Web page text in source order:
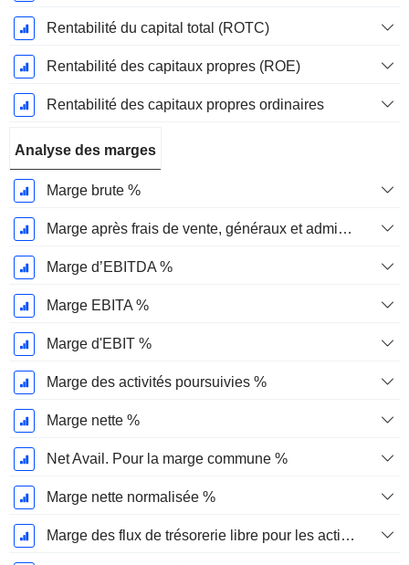
Rentabilité du capital total (ROTC)
Rentabilité des capitaux propres (ROE)
Rentabilité des capitaux propres ordinaires
Analyse des marges
Marge brute %
Marge après frais de vente, généraux et administratifs %
Marge d’EBITDA %
Marge EBITA %
Marge d'EBIT %
Marge des activités poursuivies %
Marge nette %
Net Avail. Pour la marge commune %
Marge nette normalisée %
Marge des flux de trésorerie libre pour les actionnaires